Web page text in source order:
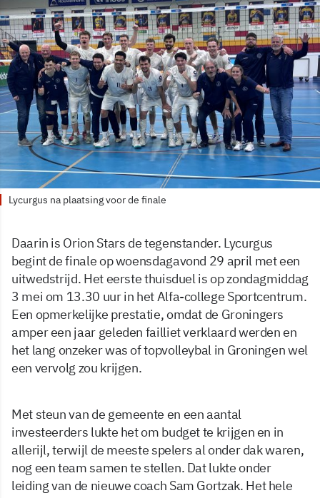
Lycurgus na plaatsing voor de finale
Daarin is Orion Stars de tegenstander. Lycurgus
begint de finale op woensdagavond 29 april met een
uitwedstrijd. Het eerste thuisduel is op zondagmiddag
3 mei om 13.30 uur in het Alfa-college Sportcentrum.
Een opmerkelijke prestatie, omdat de Groningers
amper een jaar geleden failliet verklaard werden en
het lang onzeker was of topvolleybal in Groningen wel
een vervolg zou krijgen.
Met steun van de gemeente en een aantal
investeerders lukte het om budget te krijgen en in
allerijl, terwijl de meeste spelers al onder dak waren,
nog een team samen te stellen. Dat lukte onder
leiding van de nieuwe coach Sam Gortzak. Het hele